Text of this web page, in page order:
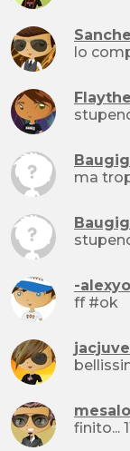
lo
ma
-
ff #ok
mesalo
finito...